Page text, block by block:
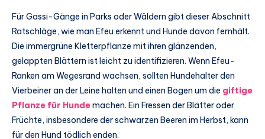
Für Gassi-Gänge in Parks oder Wäldern gibt dieser Abschnitt
Ratschläge, wie man Efeu erkennt und Hunde davon fernhält.
Die immergrüne Kletterpflanze mit ihren glänzenden,
gelappten Blättern ist leicht zu identifizieren. Wenn Efeu-
Ranken am Wegesrand wachsen, sollten Hundehalter den
Vierbeiner an der Leine halten und einen Bogen um die giftige
Pflanze für Hunde machen. Ein Fressen der Blätter oder
Früchte, insbesondere der schwarzen Beeren im Herbst, kann
für den Hund tödlich enden.